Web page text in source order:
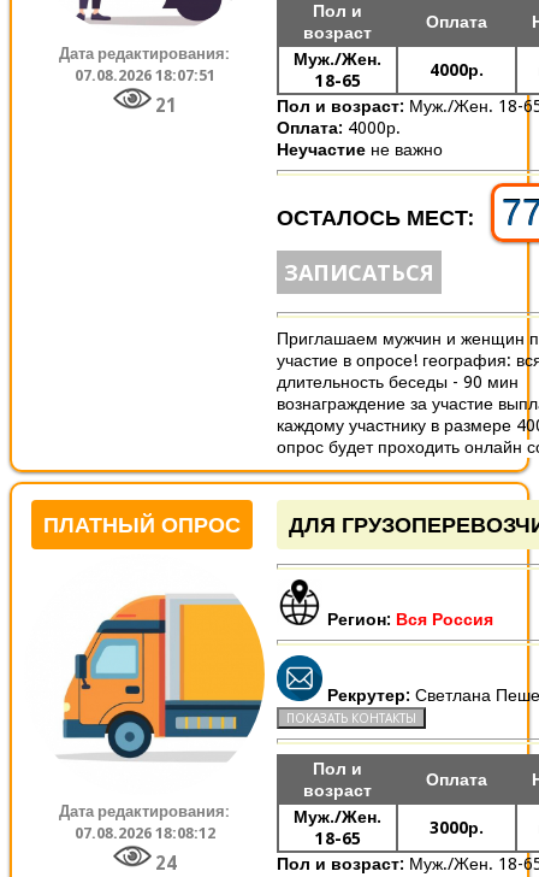
Дата редактирования:
07.08.2026 18:07:51
21
Пол и
возраст
Оплата
Муж./Жен.
18-65
4000р.
Пол и возраст: Муж./Жен. 18-
Оплата: 4000р.
Неучастие не важно
ОСТАЛОСЬ МЕСТ:
ЗАПИСАТЬСЯ
Приглашаем мужчин и женщин
участие в опросе! география:
длительность беседы - 90 мин
вознаграждение за участие
каждому участнику в размере
опрос будет проходить онлайн
ПЛАТНЫЙ ОПРОС
Дата редактирования:
07.08.2026 18:08:12
24
ДЛЯ
Регион: Вся Россия
Рекрутер: Светлана
Пол и
возраст
Оплата
Муж./Жен.
18-65
3000р.
Пол и возраст: Муж./Жен. 18-